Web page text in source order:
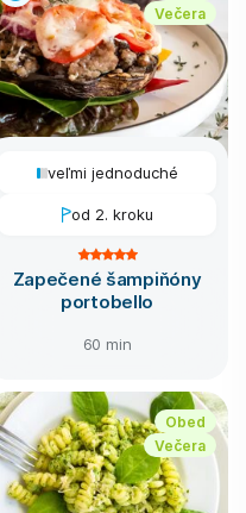
Večera
veľmi jednoduché
od 2. kroku
Zapečené šampiňóny
portobello
60 min
Obed
Večera